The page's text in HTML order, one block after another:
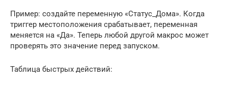
Пример: создайте переменную «Статус_Дома». Когда
триггер местоположения срабатывает, переменная
меняется на «Да». Теперь любой другой макрос может
проверять это значение перед запуском.
Таблица быстрых действий: